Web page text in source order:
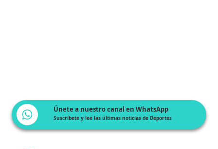
Únete a nuestro canal en WhatsApp
Suscríbete y lee las últimas noticias de Deportes